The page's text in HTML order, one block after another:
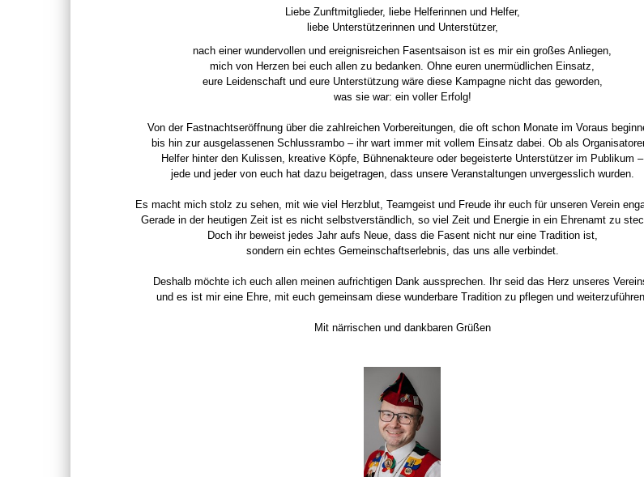
Liebe Zunftmitglieder, liebe Helferinnen und Helfer,
liebe Unterstützerinnen und Unterstützer,
nach einer wundervollen und ereignisreichen Fasentsaison ist es mir ein großes Anliegen,
mich von Herzen bei euch allen zu bedanken. Ohne euren unermüdlichen Einsatz,
eure Leidenschaft und eure Unterstützung wäre diese Kampagne nicht das geworden,
was sie war: ein voller Erfolg!
Von der Fastnachtseröffnung über die zahlreichen Vorbereitungen, die oft schon Monate im Voraus
bis hin zur ausgelassenen Schlussrambo – ihr wart immer mit vollem Einsatz dabei. Ob als
Helfer hinter den Kulissen, kreative Köpfe, Bühnenakteure oder begeisterte Unterstützer im Publikum –
jede und jeder von euch hat dazu beigetragen, dass unsere Veranstaltungen unvergesslich wurden.
Es macht mich stolz zu sehen, mit wie viel Herzblut, Teamgeist und Freude ihr euch für unseren Verein
Gerade in der heutigen Zeit ist es nicht selbstverständlich, so viel Zeit und Energie in ein Ehrenamt zu
Doch ihr beweist jedes Jahr aufs Neue, dass die Fasent nicht nur eine Tradition ist,
sondern ein echtes Gemeinschaftserlebnis, das uns alle verbindet.
Deshalb möchte ich euch allen meinen aufrichtigen Dank aussprechen. Ihr seid das Herz unseres
und es ist mir eine Ehre, mit euch gemeinsam diese wunderbare Tradition zu pflegen und
Mit närrischen und dankbaren Grüßen